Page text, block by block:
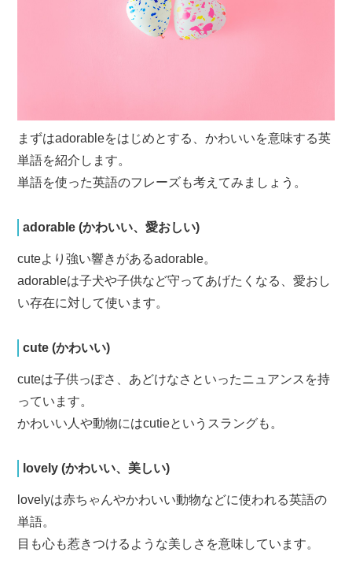
まずはadorableをはじめとする、かわいいを意味する英
単語を紹介します。
単語を使った英語のフレーズも考えてみましょう。
adorable (かわいい、愛おしい)
cuteより強い響きがあるadorable。
adorableは子犬や子供など守ってあげたくなる、愛おし
い存在に対して使います。
cute (かわいい)
cuteは子供っぽさ、あどけなさといったニュアンスを持
っています。
かわいい人や動物にはcutieというスラングも。
lovely (かわいい、美しい)
lovelyは赤ちゃんやかわいい動物などに使われる英語の
単語。
目も心も惹きつけるような美しさを意味しています。